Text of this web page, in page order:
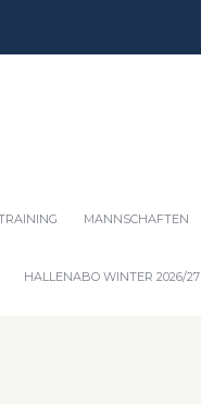
MANNSCHAFTEN
HALLENABO WINTER 2026/27